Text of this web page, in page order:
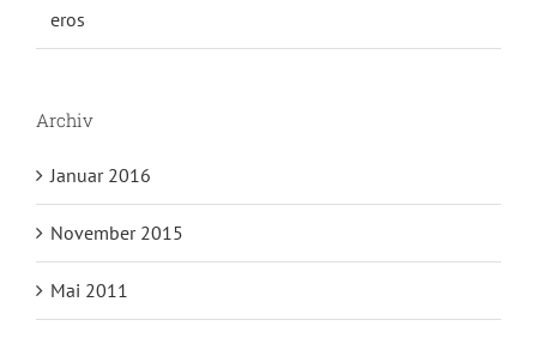
eros
Archiv
Januar 2016
November 2015
Mai 2011